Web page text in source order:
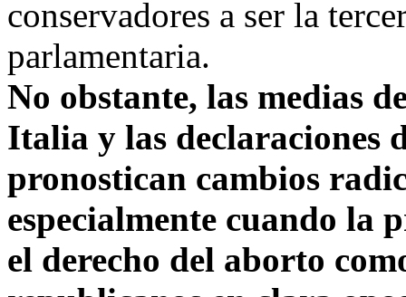
conservadores a ser la
parlamentaria.
No obstante, las medias
Italia y las declaraciones
pronostican cambios
especialmente cuando la
el derecho del aborto